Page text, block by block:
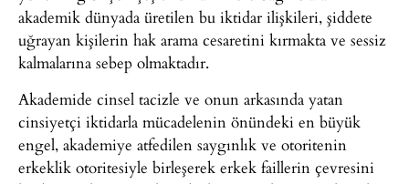
akademik dünyada üretilen bu iktidar ilişkileri, şiddete
uğrayan kişilerin hak arama cesaretini kırmakta ve sessiz
kalmalarına sebep olmaktadır.
Akademide cinsel tacizle ve onun arkasında yatan
cinsiyetçi iktidarla mücadelenin önündeki en büyük
engel, akademiye atfedilen saygınlık ve otoritenin
erkeklik otoritesiyle birleşerek erkek faillerin çevresini